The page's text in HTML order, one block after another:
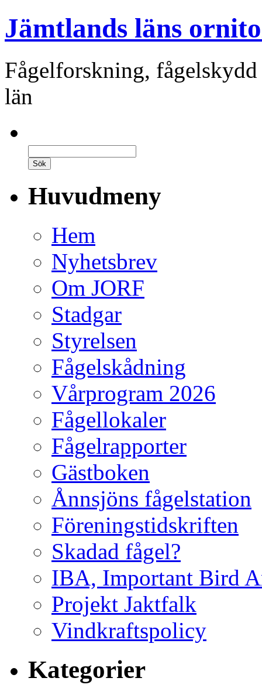
Jämtlands läns
Fågelforskning,
län
Huvudmeny
Hem
Nyhetsbrev
Om JORF
Stadgar
Styrelsen
Fågelskådning
Vårprogram 2026
Fågellokaler
Fågelrapporter
Gästboken
Ånnsjöns fågelstation
Föreningstidskriften
Skadad fågel?
IBA, Important Bird
Projekt Jaktfalk
Vindkraftspolicy
Kategorier